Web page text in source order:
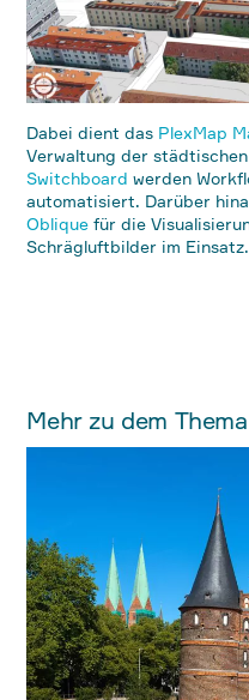
Dabei dient das PlexMap
Verwaltung der
Switchboard werden
automatisiert. Darüber
Oblique für die
Schrägluftbilder im Einsatz.
Mehr zu dem Thema